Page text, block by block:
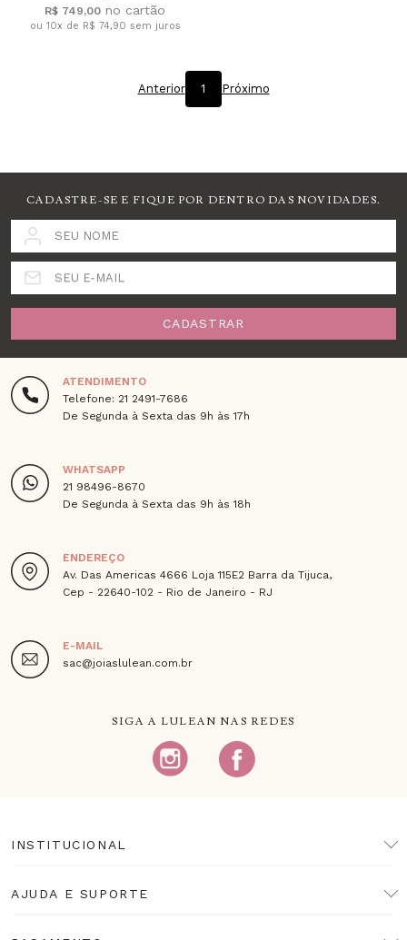
R$ 749,00
ou 10x de R$ 74,90 sem juros
Anterior 1 Próximo
CADASTRE-SE E FIQUE POR DENTRO DAS NOVIDADES.
SEU NOME
SEU E-MAIL
CADASTRAR
ATENDIMENTO
Telefone: 21 2491-7686
De Segunda à Sexta das 9h às 17h
WHATSAPP
21 98496-8670
De Segunda à Sexta das 9h às 18h
ENDEREÇO
Av. Das Americas 4666 Loja 115E2 Barra da Tijuca,
Cep - 22640-102 - Rio de Janeiro - RJ
E-MAIL
sac@joiaslulean.com.br
SIGA A LULEAN NAS REDES
INSTITUCIONAL
AJUDA E SUPORTE